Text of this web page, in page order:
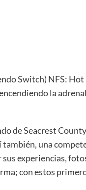
Switch) NFS:
la
de Seacrest
una
experiencias,
con estos